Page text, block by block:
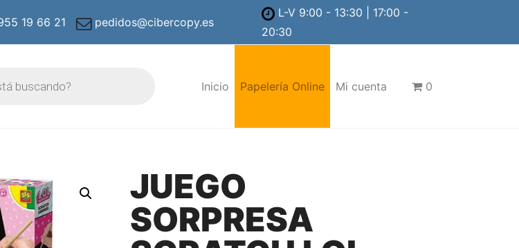
19 66 21 pedidos@cibercopy.es
L-V 9:00 - 13:30 | 17:00 -
20:30
Inicio Papelería Online Mi cuenta 0
JUEGO
SORPRESA